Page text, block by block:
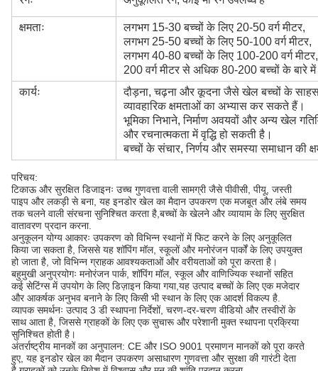
क्षमताः
लगभग 15-30 बच्चों के लिए 20-50 वर्ग मीटर,
लगभग 25-50 बच्चों के लिए 50-100 वर्ग मीटर,
लगभग 40-80 बच्चों के लिए 100-200 वर्ग मीटर,
200 वर्ग मीटर से अधिक 80-200 बच्चों के बारे
कार्यः
दौड़ना, चढ़ना और कूदना जैसे खेल बच्चों के
व्यावहारिक क्षमताओं का अभ्यास कर सकते हैं।
भूमिका निभाने, निर्माण अवयवों और अन्य खेल
और रचनात्मकता में वृद्धि हो सकती है।
बच्चों के संचार, निर्णय और समस्या समाधान की
परिचय:
टिकाऊ और सुरक्षित डिजाइनः उच्च गुणवत्ता वाली सामग्री जैसे पीवीसी, पीयू, जस्ती
पाइप और लकड़ी से बना, यह इनडोर खेल का मैदान उपकरण एक मजबूत और लंबे समय
तक चलने वाली संरचना सुनिश्चित करता है,बच्चों के खेलने और व्यायाम के लिए सुरक्षित
वातावरण प्रदान करना.
अनुकूलन योग्य आकारः उपकरण को विभिन्न स्थानों में फिट करने के लिए अनुकूलित
किया जा सकता है, जिससे यह शॉपिंग मॉल, स्कूलों और मनोरंजन पार्कों के लिए उपयुक्त
हो जाता है, जो विभिन्न ग्राहक आवश्यकताओं और वरीयताओं को पूरा करता है।
बहुमुखी अनुप्रयोगः मनोरंजन पार्क, शॉपिंग मॉल, स्कूल और वाणिज्यिक स्थानों सहित
कई सेटिंग्स में उपयोग के लिए डिज़ाइन किया गया,यह उत्पाद बच्चों के लिए एक मजेदार
और आकर्षक अनुभव बनाने के लिए किसी भी स्थान के लिए एक आदर्श विकल्प है.
व्यापक समर्थनः उत्पाद 3 डी स्थापना निर्देशों, चरण-दर-चरण वीडियो और तस्वीरों के
साथ आता है, जिससे ग्राहकों के लिए एक सुचारू और परेशानी मुक्त स्थापना प्रक्रिया
सुनिश्चित होती है।
अंतर्राष्ट्रीय मानकों का अनुपालन: CE और ISO 9001 प्रमाणन मानकों को पूरा करते
हुए, यह इनडोर खेल का मैदान उपकरण असाधारण गुणवत्ता और सुरक्षा की गारंटी देता